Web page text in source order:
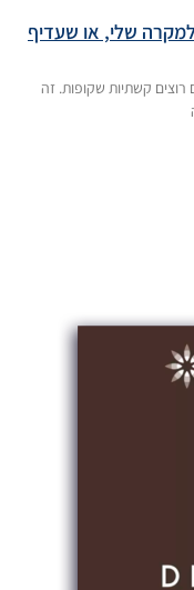
שלי, או שעדיף
קשתיות שקופות. זה